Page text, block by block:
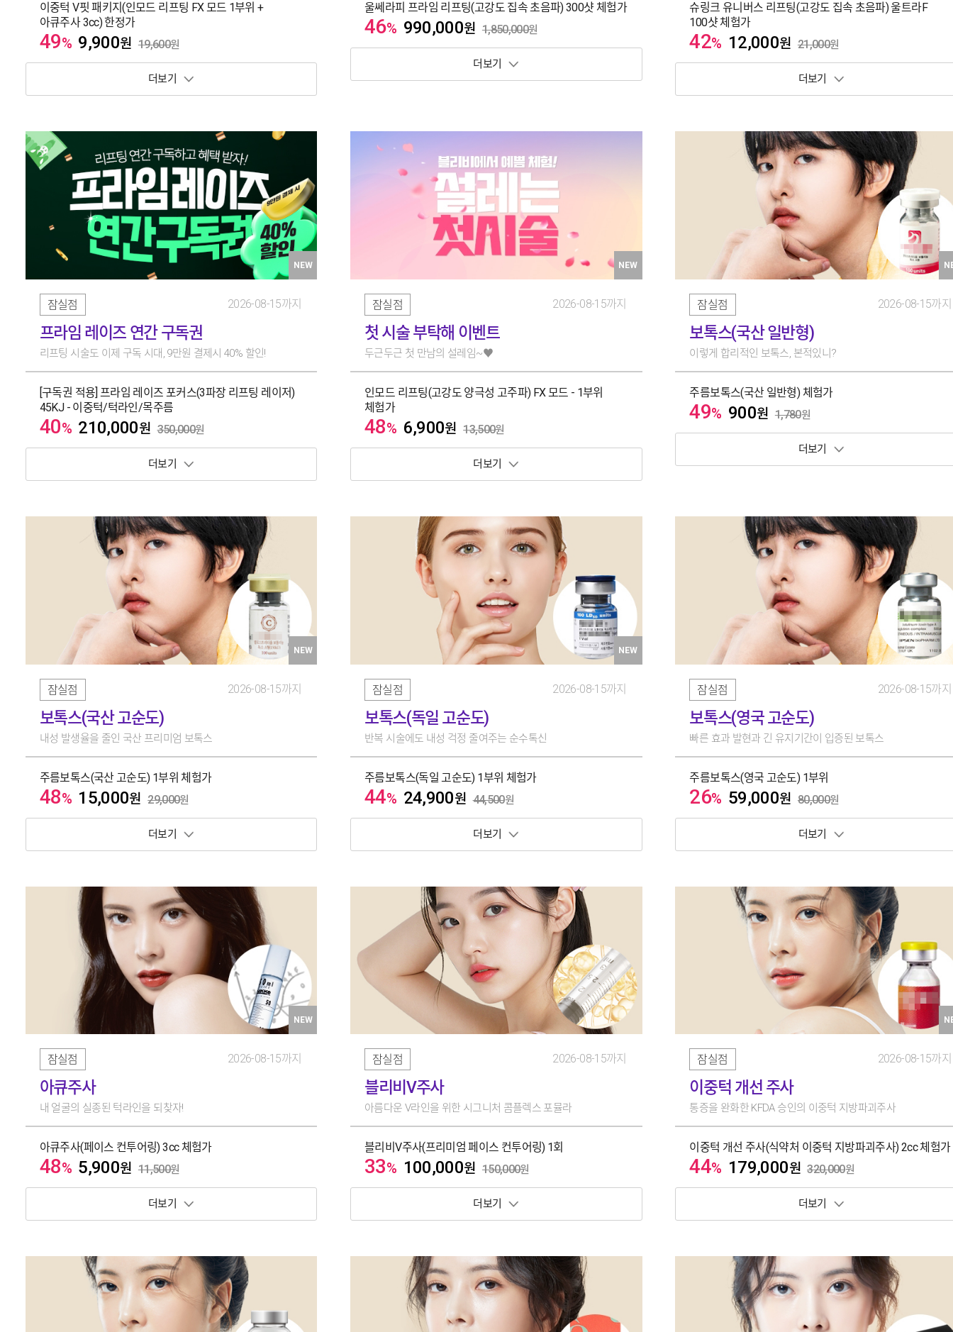
이중턱 V핏 패키지(인모드 리프팅 FX 모드 1부위 +
아큐주사 3cc) 한정가
49% 9,900원 19,600원
보기 토글
울쎄라피 프라임 리프팅(고강도 집속 초음파) 300샷 체험가
46% 990,000원 1,850,000원
보기 토글
슈링크 유니버스 리프팅(고강도 집속 초음파) 울트라F
100샷 체험가
42% 12,000원 21,000원
보기 토글
NEW
잠실점 2026-08-15까지
프라임 레이즈 연간 구독권
리프팅 시술도 이제 구독 시대, 9만원 결제시 40% 할인!
[구독권 적용] 프라임 레이즈 포커스(3파장 리프팅 레이저)
45KJ - 이중턱/턱라인/목주름
40% 210,000원 350,000원
보기 토글
NEW
잠실점 2026-08-15까지
첫 시술 부탁해 이벤트
두근두근 첫 만남의 설레임~♥
인모드 리프팅(고강도 양극성 고주파) FX 모드 - 1부위
체험가
48% 6,900원 13,500원
보기 토글
잠실점 2026-08-15까지
보톡스(국산 일반형)
이렇게 합리적인 보톡스, 본적있니?
주름보톡스(국산 일반형) 체험가
49% 900원 1,780원
보기 토글
NEW
잠실점 2026-08-15까지
보톡스(국산 고순도)
내성 발생율을 줄인 국산 프리미엄 보톡스
주름보톡스(국산 고순도) 1부위 체험가
48% 15,000원 29,000원
보기 토글
NEW
잠실점 2026-08-15까지
보톡스(독일 고순도)
반복 시술에도 내성 걱정 줄여주는 순수톡신
주름보톡스(독일 고순도) 1부위 체험가
44% 24,900원 44,500원
보기 토글
잠실점 2026-08-15까지
보톡스(영국 고순도)
빠른 효과 발현과 긴 유지기간이 입증된 보톡스
주름보톡스(영국 고순도) 1부위
26% 59,000원 80,000원
보기 토글
NEW
잠실점 2026-08-15까지
아큐주사
내 얼굴의 실종된 턱라인을 되찾자!
아큐주사(페이스 컨투어링) 3cc 체험가
48% 5,900원 11,500원
보기 토글
잠실점 2026-08-15까지
블리비V주사
아름다운 V라인을 위한 시그니처 콤플렉스 포뮬라
블리비V주사(프리미엄 페이스 컨투어링) 1회
33% 100,000원 150,000원
보기 토글
잠실점 2026-08-15까지
이중턱 개선 주사
통증을 완화한 KFDA 승인의 이중턱 지방파괴주사
이중턱 개선 주사(식약처 이중턱 지방파괴주사) 2cc 체험가
44% 179,000원 320,000원
보기 토글